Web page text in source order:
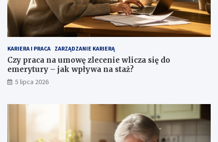
KARIERA I PRACA ZARZĄDZANIE KARIERĄ
Czy praca na umowę zlecenie wlicza się do
emerytury – jak wpływa na staż?
5 lipca 2026